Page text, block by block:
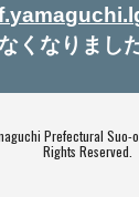
くなりました
Prefectural Suo-
Rights Reserved.